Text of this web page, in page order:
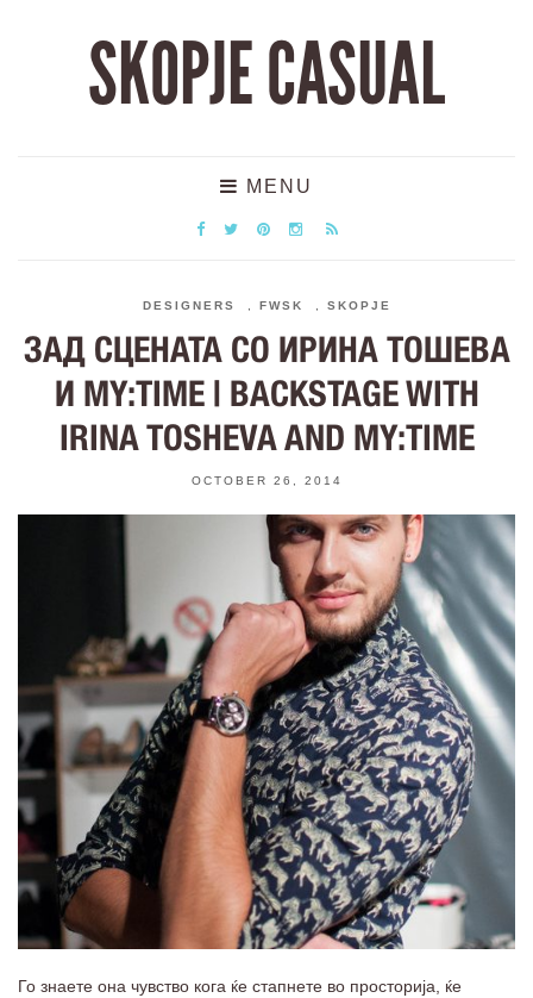
SKOPJE CASUAL
MENU
DESIGNERS FWSK SKOPJE
ЗАД СЦЕНАТА СО ИРИНА ТОШЕВА
И MY:TIME | BACKSTAGE WITH
IRINA TOSHEVA AND MY:TIME
OCTOBER 26, 2014
Го знаете она чувство кога ќе стапнете во просторија, ќе